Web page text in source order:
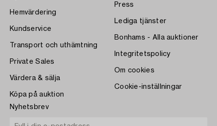
Hemvärdering
Kundservice
Transport och uthämtning
Private Sales
Värdera & sälja
Köpa på auktion
Press
Lediga tjänster
Bonhams - Alla auktioner
Integritetspolicy
Om cookies
Cookie-inställningar
Nyhetsbrev